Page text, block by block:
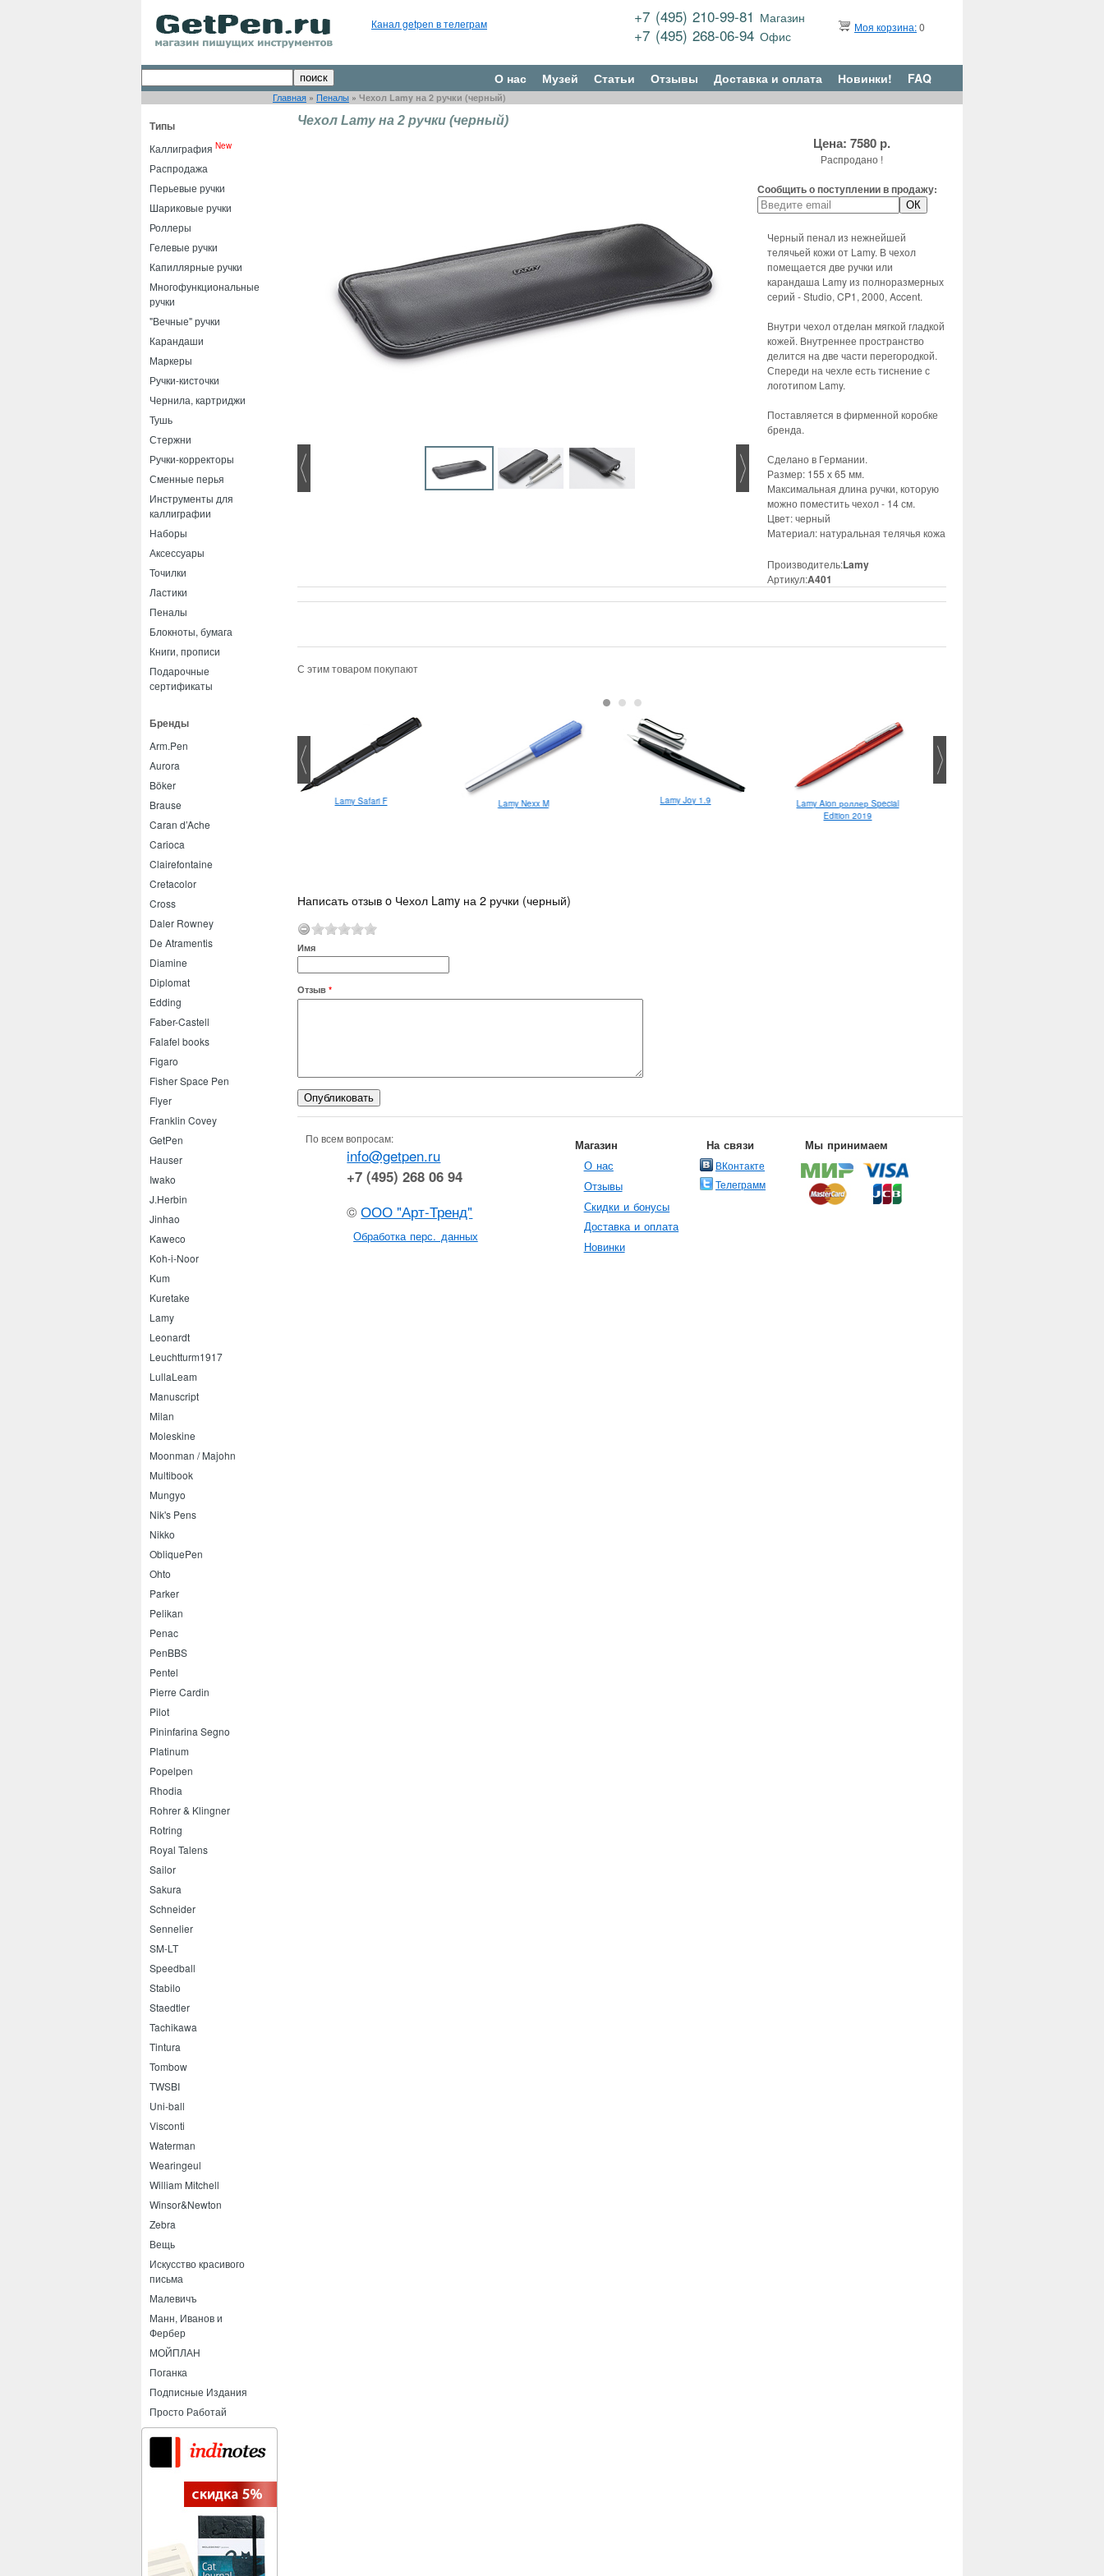
Канал getpen в телеграм +7 (495) 210-99-81 Магазин
+7 (495) 268-06-94Офис
Моя корзина:0
О нас Музей Статьи Отзывы Доставка и оплата Новинки! FAQ
Главная » Пеналы » Чехол Lamy на 2 ручки (черный)
Типы
Каллиграфия New
Распродажа
Перьевые ручки
Шариковые ручки
Роллеры
Гелевые ручки
Капиллярные ручки
Многофункциональные
ручки
"Вечные" ручки
Карандаши
Маркеры
Ручки-кисточки
Чернила, картриджи
Тушь
Стержни
Ручки-корректоры
Сменные перья
Инструменты для
каллиграфии
Наборы
Аксессуары
Точилки
Ластики
Пеналы
Блокноты, бумага
Книги, прописи
Подарочные
сертификаты
Бренды
Arm.Pen
Aurora
Böker
Brause
Caran d’Ache
Carioca
Clairefontaine
Cretacolor
Cross
Daler Rowney
De Atramentis
Diamine
Diplomat
Edding
Faber-Castell
Falafel books
Figaro
Fisher Space Pen
Flyer
Franklin Covey
GetPen
Hauser
Iwako
J.Herbin
Jinhao
Kaweco
Koh-i-Noor
Kum
Kuretake
Lamy
Leonardt
Leuchtturm1917
LullaLeam
Manuscript
Milan
Moleskine
Moonman / Majohn
Multibook
Mungyo
Nik's Pens
Nikko
ObliquePen
Ohto
Parker
Pelikan
Penac
PenBBS
Pentel
Pierre Cardin
Pilot
Pininfarina Segno
Platinum
Popelpen
Rhodia
Rohrer & Klingner
Rotring
Royal Talens
Sailor
Sakura
Schneider
Sennelier
SM-LT
Speedball
Stabilo
Staedtler
Tachikawa
Tintura
Tombow
TWSBI
Uni-ball
Visconti
Waterman
Wearingeul
William Mitchell
Winsor&Newton
Zebra
Вещь
Искусство красивого
письма
Малевичъ
Манн, Иванов и
Фербер
МОЙПЛАН
Поганка
Подписные Издания
Просто Работай
Чехол Lamy на 2 ручки (черный)
Цена: 7580 р.
Распродано !
Сообщить о поступлении в продажу:
Черный пенал из нежнейшей
телячьей кожи от Lamy. В чехол
помещается две ручки или
карандаша Lamy из полноразмерных
серий - Studio, CP1, 2000, Accent.
Внутри чехол отделан мягкой гладкой
кожей. Внутреннее пространство
делится на две части перегородкой.
Спереди на чехле есть тиснение с
логотипом Lamy.
Поставляется в фирменной коробке
бренда.
Сделано в Германии.
Размер: 155 х 65 мм.
Максимальная длина ручки, которую
можно поместить чехол - 14 см.
Цвет: черный
Материал: натуральная телячья кожа
Производитель:Lamy
Артикул:A401
С этим товаром покупают
Lamy Safari F Lamy Nexx M Lamy Joy 1.9
Lamy Aion роллер Special
Edition 2019
Написать отзыв o Чехол Lamy на 2 ручки (черный)
Имя
Отзыв *
По всем вопросам:
info@getpen.ru
+7 (495) 268 06 94
©ООО "Арт-Тренд"
Обработка перс. данных
Магазин
О нас
Отзывы
Скидки и бонусы
Доставка и оплата
Новинки
На связи
ВКонтакте
Телеграмм
Мы принимаем